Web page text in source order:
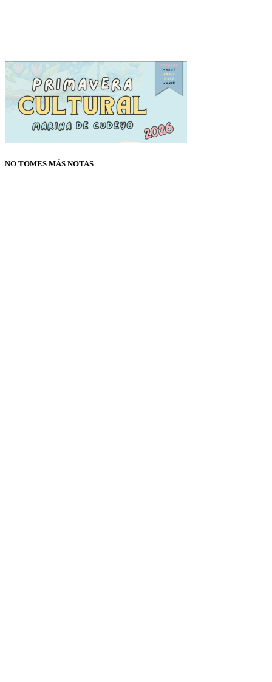
NO TOMES MÁS NOTAS